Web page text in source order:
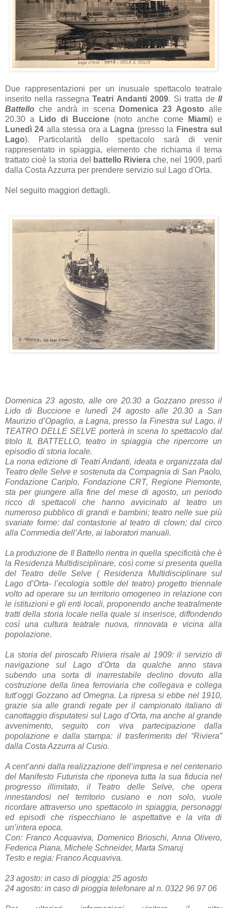
Due rappresentazioni per un inusuale spettacolo teatrale
inserito nella rassegnaTeatri Andanti 2009. Si tratta deIl
Battello che andrà in scena Domenica 23 Agosto alle
20.30 a
Lido di Buccione (noto anche come Miami) e
Lunedì 24 alla stessa ora a Lagna (presso la Finestra sul
Lago). Particolarità dello spettacolo sarà di venir
rappresentato in spiaggia, elemento che richiama il tema
trattato cioè la storia del
battello Riviera che, nel 1909, partì
dalla Costa Azzurra per prendere servizio sul Lago d'Orta.
Nel seguito maggiori dettagli.
Domenica 23 agosto, alle ore 20.30 a Gozzano presso il
Lido di Buccione e lunedì 24 agosto alle 20.30 a San
Maurizio d’Opaglio, a Lagna, presso la Finestra sul Lago, il
TEATRO DELLE SELVE porterà in scena lo spettacolo dal
titolo IL BATTELLO, teatro in spiaggia che ripercorre un
episodio di storia locale.
La nona edizione di Teatri Andanti, ideata e organizzata dal
Teatro delle Selve e sostenuta da Compagnia di San Paolo,
Fondazione Cariplo, Fondazione CRT, Regione Piemonte,
sta per giungere alla fine del mese di agosto, un periodo
ricco di spettacoli che hanno avvicinato al teatro un
numeroso pubblico di grandi e bambini; teatro nelle sue più
svariate forme: dal contastorie al teatro di clown; dal circo
alla Commedia dell’Arte, ai laboratori manuali.
La produzione de Il Battello rientra in quella specificità che è
la Residenza Multidisciplinare, così come si presenta quella
del Teatro delle Selve ( Residenza Multidisciplinare sul
Lago d’Orta- l’ecologia sottile del teatro) progetto triennale
volto ad operare su un territorio omogeneo in relazione con
le istituzioni e gli enti locali, proponendo anche teatralmente
tratti della storia locale nella quale si inserisce, diffondendo
così una cultura teatrale nuova, rinnovata e vicina alla
popolazione.
La storia del piroscafo Riviera risale al 1909: il servizio di
navigazione sul Lago d’Orta da qualche anno stava
subendo una sorta di inarrestabile declino dovuto alla
costruzione della linea ferroviaria che collegava e collega
tutt’oggi Gozzano ad Omegna. La ripresa si ebbe nel 1910,
grazie sia alle grandi regate per il campionato italiano di
canottaggio disputatesi sul Lago d’Orta, ma anche al grande
avvenimento, seguito con viva partecipazione dalla
popolazione e dalla stampa: il trasferimento del “Riviera”
dalla Costa Azzurra al Cusio.
A cent’anni dalla realizzazione dell’impresa e nel centenario
del Manifesto Futurista che riponeva tutta la sua fiducia nel
progresso illimitato, il Teatro delle Selve, che opera
innestandosi nel territorio cusiano e non solo, vuole
ricordare attraverso uno spettacolo in spiaggia, personaggi
ed episodi che rispecchiano le aspettative e la vita di
un’intera epoca.
Con: Franco Acquaviva, Domenico Brioschi, Anna Olivero,
Federica Piana, Michele Schneider, Marta Smaruj
Testo e regia: Franco Acquaviva.
23 agosto: in caso di pioggia: 25 agosto
24 agosto: in caso di pioggia telefonare al n. 0322 96 97 06